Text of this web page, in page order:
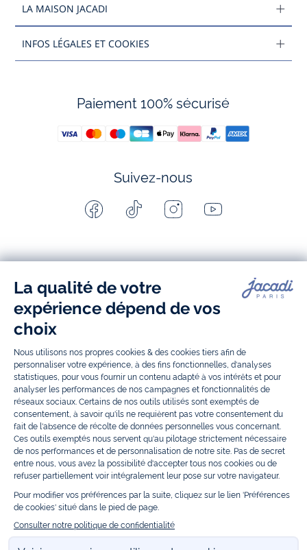
LA MAISON JACADI
INFOS LÉGALES ET COOKIES
Paiement 100% sécurisé
Suivez-nous
Facebook
Paris
Tiktok
Paris
Instagram
Paris
Youtube
Paris
vêtements etchaussures
, à la fois élégants et intemporels. Retrouvez,
entre autres, nos collections de body, blouse et combinaison pour les
nouveaux-nés
, de t-shirt, pull et short pour les
et de pantalons,
chaussettes et accessoires pour les enfantsde 1 mois à 12 ans.
Découvrez nos collections mode et tendance pour filles et garçons.
Grâce àJacadi Seconde Vie
trouvez des idéescadeaux de Noël. Un heureux événement est arrivé ?
Retrouvez nos idéescadeaux de naissance, ainsi que lemobilier
Bénéficiez également de prix réduits avec nos collections spéciales de
vêtements enfants en soldeset de notrecollection Outlettoute l’année.
Guettez lespromotions Prix Doux, une opération spéciale Jacadi avec
des vêtements enfant à prix tout ronds. Adhérez au programme de
Fidélité Jacadi afin de profiter desventes privées. Retrouvez la collection
Les Essentielset ses vêtements emblématiques aux couleurs de la
marque, la collectionReflexaux vêtements originaux et ludiques avec
des détails réfléchissants, la collectionSport Chicaussi innovante
qu'élégante, ainsi que les Petits tricotspour compléter le vestiaire de
bébé. Pour passer l’automne et l’hiver au chaud, Jacadi vous propose une
lesJolis Jours, c’est l’occasion de retrouver la nouvelle collection Jacadi
bébé et enfant à prix doux. Un mariage, un baptême, une communion de
prévue ? Trouvez unetenue de cérémonie
les sacsTohana, confectionnés en partenariat avec l'Association